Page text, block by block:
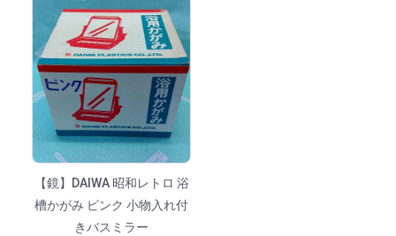
【鏡】DAIWA 昭和レトロ 浴
槽かがみ ピンク 小物入れ付
きバスミラー